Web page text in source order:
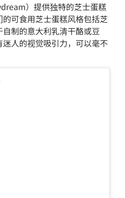
）提供独特的芝士蛋糕
可食用芝士蛋糕风格包括芝
制的意大利乳清干酪或豆
人的视觉吸引力，可以毫不